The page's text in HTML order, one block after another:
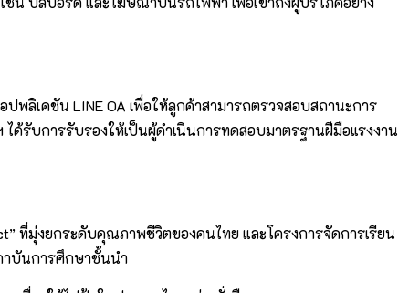
พลิเคชัน LINE OA เพื่อให้ลูกค้าสามารถตรวจสอบสถานะการ
รับการรับรองให้เป็นผู้ดำเนินการทดสอบมาตรฐานฝีมือแรงงาน
ที่มุ่งยกระดับคุณภาพชีวิตของคนไทย และโครงการจัดการเรียน
าบันการศึกษาชั้นนำ